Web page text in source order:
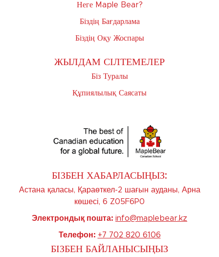
Неге Maple Bear?
Біздің Бағдарлама
Біздің Оқу Жоспары
ЖЫЛДАМ СІЛТЕМЕЛЕР
Біз Туралы
Құпиялылық Саясаты
БІЗБЕН ХАБАРЛАСЫҢЫЗ:
Астана қаласы, Қараөткел-2 шағын ауданы, Арна
көшесі, 6 Z05F6P0
Электрондық пошта: info@maplebear.kz
Телефон: +7 702 820 6106
БІЗБЕН БАЙЛАНЫСЫҢЫЗ